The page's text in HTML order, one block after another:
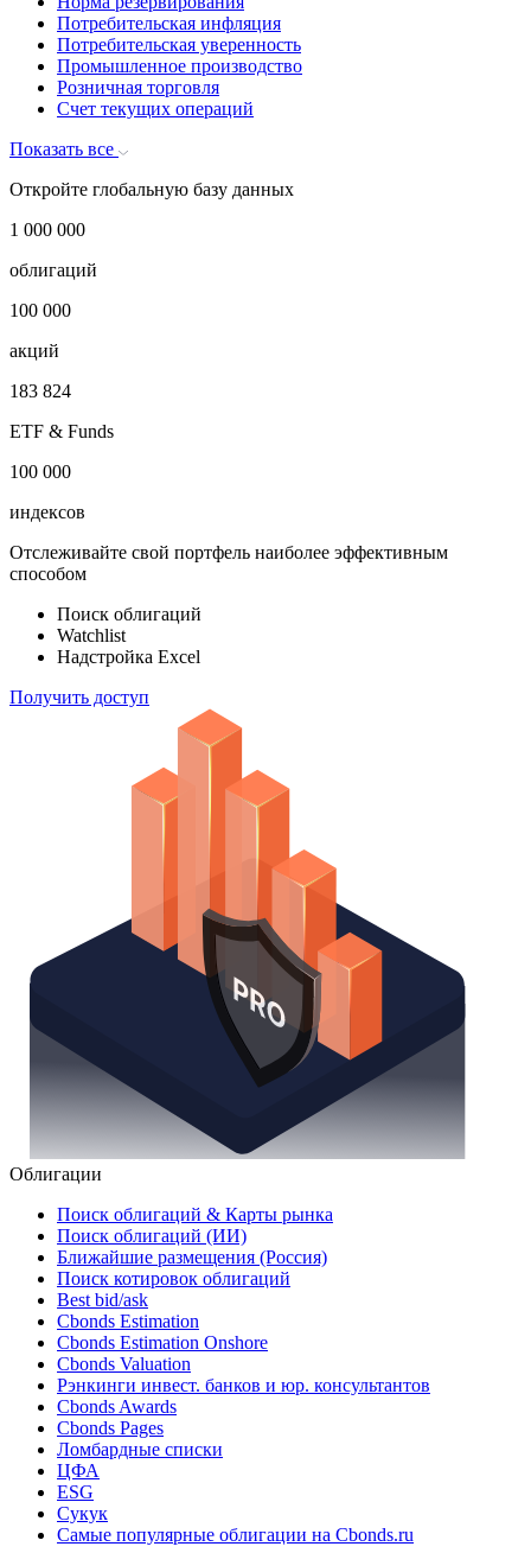
Потребительская инфляция
Потребительская уверенность
Промышленное производство
Розничная торговля
Счет текущих операций
Показать все
Откройте глобальную базу данных
1 000 000
облигаций
100 000
акций
183 824
ETF & Funds
100 000
индексов
Отслеживайте свой портфель наиболее эффективным
способом
Поиск облигаций
Watchlist
Надстройка Excel
Получить доступ
Облигации
Поиск облигаций & Карты рынка
Поиск облигаций (ИИ)
Ближайшие размещения (Россия)
Поиск котировок облигаций
Best bid/ask
Cbonds Estimation
Cbonds Estimation Onshore
Cbonds Valuation
Рэнкинги инвест. банков и юр. консультантов
Cbonds Awards
Cbonds Pages
Ломбардные списки
ЦФА
ESG
Сукук
Самые популярные облигации на Cbonds.ru